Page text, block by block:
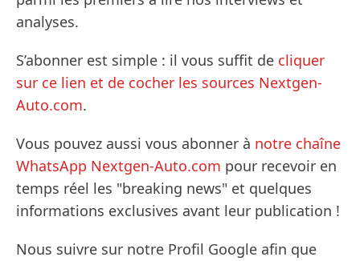
analyses.
S’abonner est simple : il vous suffit de cliquer
sur ce lien et de cocher les sources Nextgen-
Auto.com.
Vous pouvez aussi vous abonner à notre chaîne
WhatsApp Nextgen-Auto.com pour recevoir en
temps réel les "breaking news" et quelques
informations exclusives avant leur publication !
Nous suivre sur notre Profil Google afin que